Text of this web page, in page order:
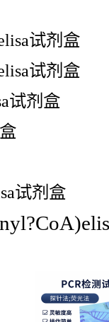
试剂盒
试剂盒
试剂盒
试剂盒